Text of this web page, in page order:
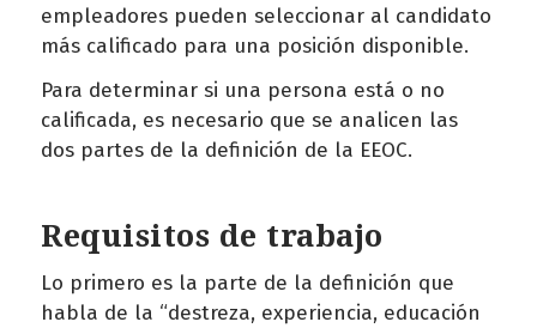
empleadores pueden seleccionar al candidato
más calificado para una posición disponible.
Para determinar si una persona está o no
calificada, es necesario que se analicen las
dos partes de la definición de la EEOC.
Requisitos de trabajo
Lo primero es la parte de la definición que
habla de la “destreza, experiencia, educación